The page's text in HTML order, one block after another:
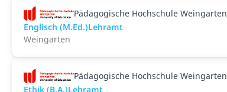
Pädagogische Hochschule Weingarten
Englisch (M.Ed.)Lehramt
Weingarten
Pädagogische Hochschule Weingarten
Ethik (B.A.)Lehramt